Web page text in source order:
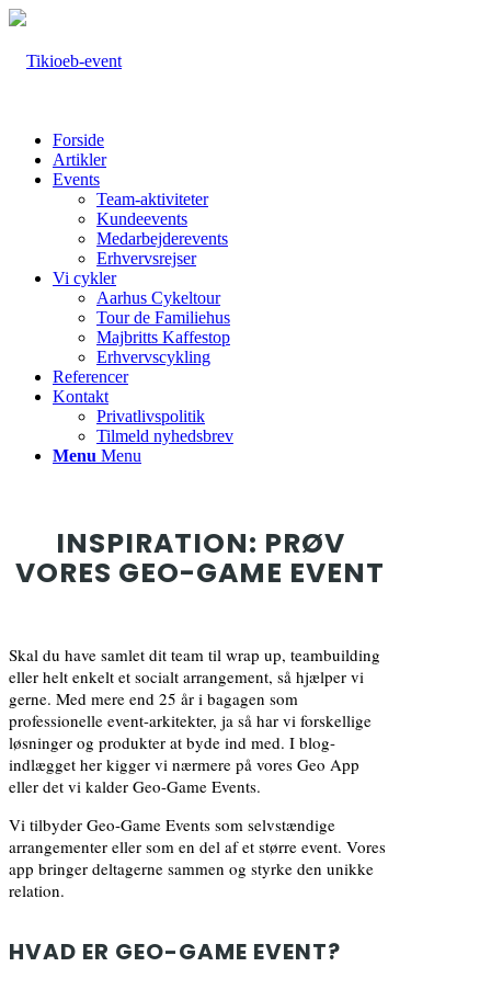
Forside
Artikler
Events
Team-aktiviteter
Kundeevents
Medarbejderevents
Erhvervsrejser
Vi cykler
Aarhus Cykeltour
Tour de Familiehus
Majbritts Kaffestop
Erhvervscykling
Referencer
Kontakt
Privatlivspolitik
Tilmeld nyhedsbrev
Menu Menu
INSPIRATION: PRØV
VORES GEO-GAME EVENT
Skal du have samlet dit team til wrap up, teambuilding
eller helt enkelt et socialt arrangement, så hjælper vi
gerne. Med mere end 25 år i bagagen som
professionelle event-arkitekter, ja så har vi forskellige
løsninger og produkter at byde ind med. I blog-
indlægget her kigger vi nærmere på vores Geo App
eller det vi kalder Geo-Game Events.
Vi tilbyder Geo-Game Events som selvstændige
arrangementer eller som en del af et større event. Vores
app bringer deltagerne sammen og styrke den unikke
relation.
HVAD ER GEO-GAME EVENT?